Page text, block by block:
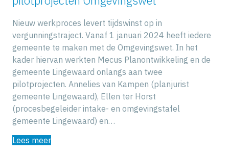
Nieuw werkproces levert tijdswinst op in
vergunningstraject. Vanaf 1 januari 2024 heeft iedere
gemeente te maken met de Omgevingswet. In het
kader hiervan werkten Mecus Planontwikkeling en de
gemeente Lingewaard onlangs aan twee
pilotprojecten. Annelies van Kampen (planjurist
gemeente Lingewaard), Ellen ter Horst
(procesbegeleider intake- en omgevingstafel
gemeente Lingewaard) en…
Lees meer